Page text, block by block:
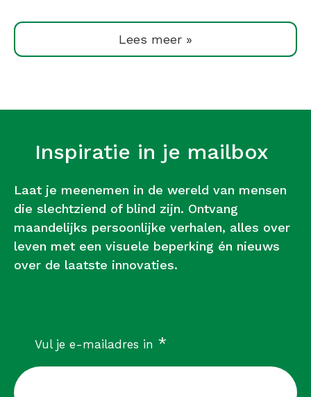
Lees meer »
Inspiratie in je mailbox
Laat je meenemen in de wereld van mensen
die slechtziend of blind zijn. Ontvang
maandelijks persoonlijke verhalen, alles over
leven met een visuele beperking én nieuws
over de laatste innovaties.
Vul je e-mailadres in *verplicht